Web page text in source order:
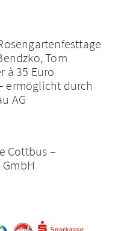
Tom
à 35 Euro
ermöglicht durch
AG
Cottbus –